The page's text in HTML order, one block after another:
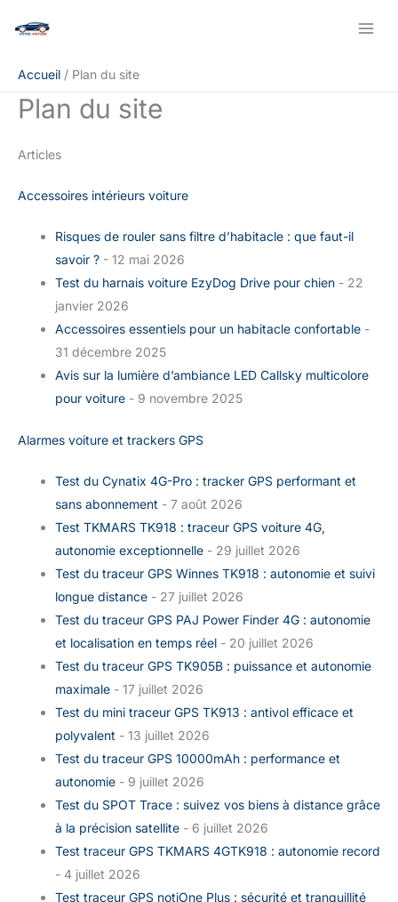
Accueil
Plan du site
Plan du site
Articles
Accessoires intérieurs voiture
Risques de rouler sans filtre d’habitacle : que faut-il
savoir ? - 12 mai 2026
Test du harnais voiture EzyDog Drive pour chien - 22
janvier 2026
Accessoires essentiels pour un habitacle confortable -
31 décembre 2025
Avis sur la lumière d’ambiance LED Callsky multicolore
pour voiture - 9 novembre 2025
Alarmes voiture et trackers GPS
Test du Cynatix 4G-Pro : tracker GPS performant et
sans abonnement - 7 août 2026
Test TKMARS TK918 : traceur GPS voiture 4G,
autonomie exceptionnelle - 29 juillet 2026
Test du traceur GPS Winnes TK918 : autonomie et suivi
longue distance - 27 juillet 2026
Test du traceur GPS PAJ Power Finder 4G : autonomie
et localisation en temps réel - 20 juillet 2026
Test du traceur GPS TK905B : puissance et autonomie
maximale - 17 juillet 2026
Test du mini traceur GPS TK913 : antivol efficace et
polyvalent - 13 juillet 2026
Test du traceur GPS 10000mAh : performance et
autonomie - 9 juillet 2026
Test du SPOT Trace : suivez vos biens à distance grâce
à la précision satellite - 6 juillet 2026
Test traceur GPS TKMARS 4GTK918 : autonomie record
- 4 juillet 2026
Test traceur GPS notiOne Plus : sécurité et tranquillité